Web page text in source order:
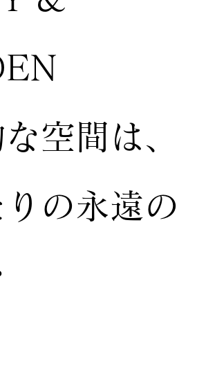
空間は、
の永遠の